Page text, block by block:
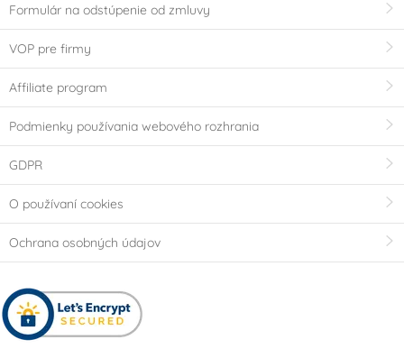
Formulár na odstúpenie od zmluvy
VOP pre firmy
Affiliate program
Podmienky používania webového rozhrania
GDPR
O používaní cookies
Ochrana osobných údajov